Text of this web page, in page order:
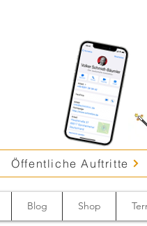
Öffentliche Auftritte
Blog Shop